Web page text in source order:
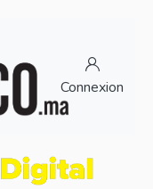
Connexion